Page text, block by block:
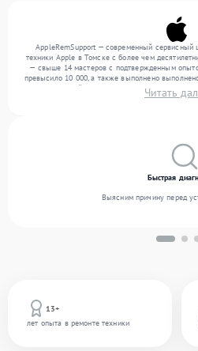
AppleRemSupport — современный сервисный
техники Apple в Томске с более чем
— свыше 14 мастеров с подтвержденным
превысило 10 000, а также выполнено
в сервисный центр поступает более 300
широким спектром неисправностей и
Читать
13+
лет опыта в ремонте техники
Быстрая
Выясним причину перед